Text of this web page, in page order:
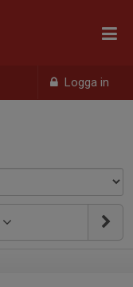
Logga in